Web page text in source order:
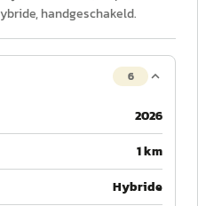
handgeschakeld.
6
2026
1 km
Hybride